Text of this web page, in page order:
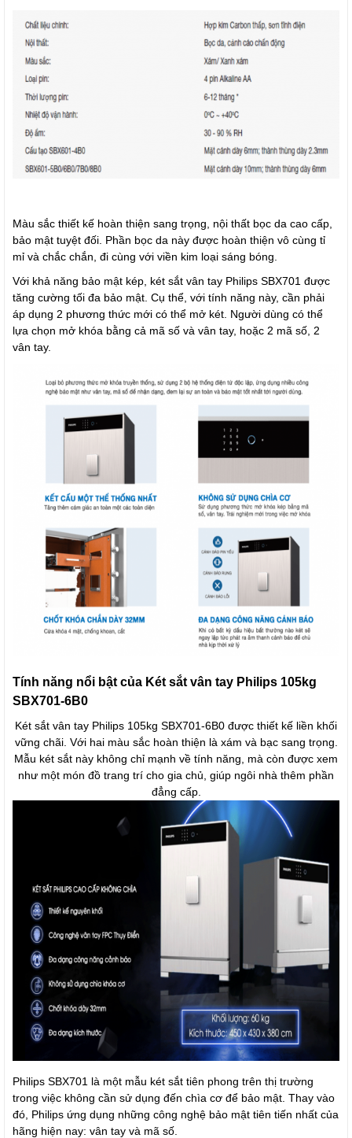
Màu sắc thiết kế hoàn thiện sang trọng, nội thất bọc da cao cấp,
bảo mật tuyệt đối. Phần bọc da này được hoàn thiện vô cùng tỉ
mỉ và chắc chắn, đi cùng với viền kim loại sáng bóng.
Với khả năng bảo mật kép, két sắt vân tay Philips SBX701 được
tăng cường tối đa bảo mật. Cụ thể, với tính năng này, cần phải
áp dụng 2 phương thức mới có thể mở két. Người dùng có thể
lựa chọn mở khóa bằng cả mã số và vân tay, hoặc 2 mã số, 2
vân tay.
Tính năng nổi bật của Két sắt vân tay Philips 105kg
SBX701-6B0
Két sắt vân tay Philips 105kg SBX701-6B0 được thiết kế liền khối
vững chãi. Với hai màu sắc hoàn thiện là xám và bạc sang trọng.
Mẫu két sắt này không chỉ mạnh về tính năng, mà còn được xem
như một món đồ trang trí cho gia chủ, giúp ngôi nhà thêm phần
đẳng cấp.
Philips SBX701 là một mẫu két sắt tiên phong trên thị trường
trong việc không cần sử dụng đến chìa cơ để bảo mật. Thay vào
đó, Philips ứng dụng những công nghệ bảo mật tiên tiến nhất của
hãng hiện nay: vân tay và mã số.